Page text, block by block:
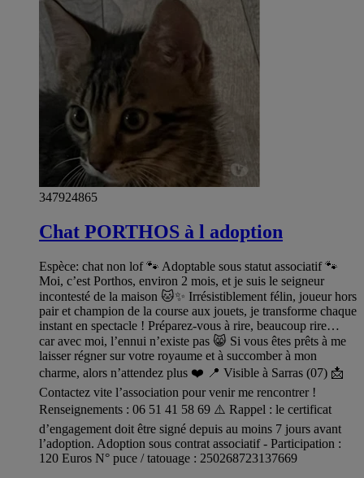
347924865
Chat PORTHOS à l adoption
Espèce: chat non lof 🐾 Adoptable sous statut associatif 🐾
Moi, c’est Porthos, environ 2 mois, et je suis le seigneur
incontesté de la maison 🐱✨ Irrésistiblement félin, joueur hors
pair et champion de la course aux jouets, je transforme chaque
instant en spectacle ! Préparez-vous à rire, beaucoup rire…
car avec moi, l’ennui n’existe pas 😸 Si vous êtes prêts à me
laisser régner sur votre royaume et à succomber à mon
charme, alors n’attendez plus ❤️ 📍 Visible à Sarras (07) 📩
Contactez vite l’association pour venir me rencontrer !
Renseignements : 06 51 41 58 69 ⚠️ Rappel : le certificat
d’engagement doit être signé depuis au moins 7 jours avant
l’adoption. Adoption sous contrat associatif - Participation :
120 Euros N° puce / tatouage : 250268723137669